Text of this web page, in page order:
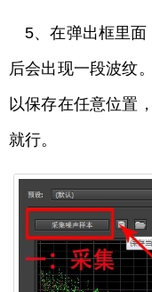
5、在弹出框里
后会出现一段波纹
以保存在任意位置
就行。